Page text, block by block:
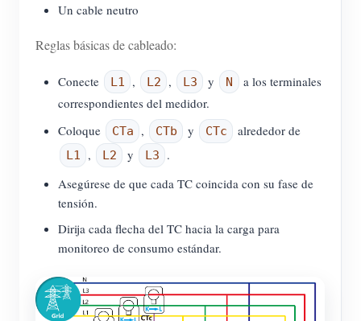
Un cable neutro
Reglas básicas de cableado:
Conecte L1 , L2 , L3 y N
a los terminales
correspondientes del medidor.
Coloque
CTa , CTb y CTc alrededor de
L1 , L2 y L3
.
Asegúrese de que cada TC coincida con su fase de
tensión.
Dirija cada flecha del TC hacia la carga para
monitoreo de consumo estándar.